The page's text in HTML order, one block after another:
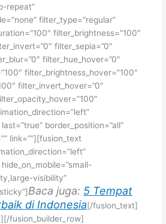
repeat”
filter_type=”regular”
filter_brightness=”100″
filter_sepia=”0″
filter_hue_hover=”0″
filter_brightness_hover=”100″
filter_invert_hover=”0″
border_position=”all”
link=””][fusion_text
visibility”
Baca juga: 5 Tempat
di Indonesia[/fusion_text]
fusion_builder_row]